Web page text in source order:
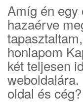
Amíg én egy
hazaérve
honlapom
két teljesen
oldal és